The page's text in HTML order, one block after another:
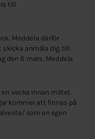
till
Meddela därför
skicka anmäla dig till:
den 6 mars. Meddela
vecka innan mötet.
kommer att finnas på
som en egen